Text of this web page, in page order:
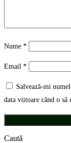
Nume *
Email *
Salvează-mi
data viitoare când o să
Caută